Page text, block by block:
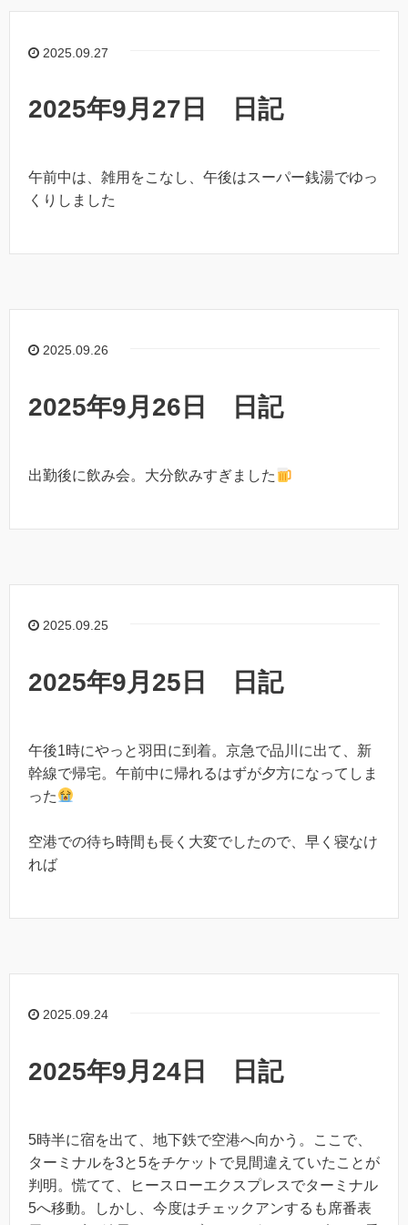
2025.09.27
2025年9月27日 日記
午前中は、雑用をこなし、午後はスーパー銭湯でゆっ
くりしました
2025.09.26
2025年9月26日 日記
出勤後に飲み会。大分飲みすぎました
2025.09.25
2025年9月25日 日記
午後1時にやっと羽田に到着。京急で品川に出て、新
幹線で帰宅。午前中に帰れるはずが夕方になってしま
った
空港での待ち時間も長く大変でしたので、早く寝なけ
れば
2025.09.24
2025年9月24日 日記
5時半に宿を出て、地下鉄で空港へ向かう。ここで、
ターミナルを3と5をチケットで見間違えていたことが
判明。慌てて、ヒースローエクスプレスでターミナル
5へ移動。しかし、今度はチェックアンするも席番表